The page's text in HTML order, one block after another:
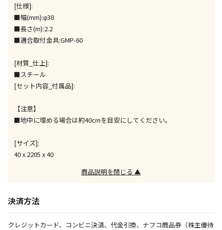
ません）
※「宅配・店舗受取」「宅配のみ」マークの商品のみ
同時購入が可能です
出荷いたします。
ため、通常よりお時間をいただく場合がございます。
また、日曜・祝日や年末年始などの長期休業期間中
決定となります。
お見積商品です。金額・施工日はお打ち合わせの上、
決定となります。
[仕様]:
■幅(mm):φ38
■長さ(m):2.2
■適合取付金具:GMP-60
[材質_仕上]:
■スチール
[セット内容_付属品]:
【注意】
■地中に埋める場合は約40cmを目安にしてください。
[サイズ]:
40 x 2205 x 40
商品説明を閉じる ▲
決済方法
クレジットカード、コンビニ決済、代金引換、ナフコ商品券（株主優待